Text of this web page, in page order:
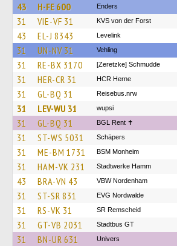
43 H-FE 600 Enders
31 VIE-VF 31 KVS von der Forst
43 EL-J 8343 Levelink
31 UN-NV 31 Vehling
31 RE-BX 3170 [Zeretzke] Schmudde
31 HER-CR 31 HCR Herne
31 GL-BQ 31 Reisebus.nrw
31 LEV-WU 31 wupsi
31 GL-BQ 31 BGL Rent ✝︎
31 ST-WS 5031 Schäpers
31 ME-BM 1731 BSM Monheim
31 HAM-VK 231 Stadtwerke Hamm
43 BRA-VN 43 VBW Nordenham
31 ST-SR 831 EVG Nordwalde
31 RS-VK 31 SR Remscheid
31 GT-VB 2031 Stadtbus GT
31 BN-UR 631 Univers